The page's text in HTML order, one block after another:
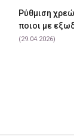
Ρύθμιση
ποιοι με
(29.04.2026)